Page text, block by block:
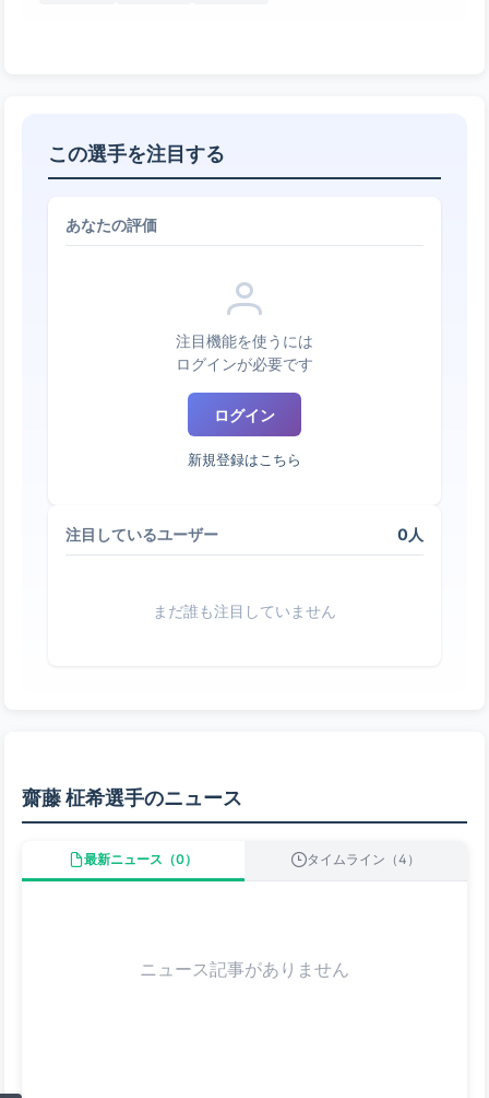
この選手を注目する
あなたの評価
注目機能を使うには
ログインが必要です
ログイン
新規登録はこちら
注目しているユーザー 0人
まだ誰も注目していません
齋藤 柾希選手のニュース
最新ニュース（0） タイムライン（4）
ニュース記事がありません